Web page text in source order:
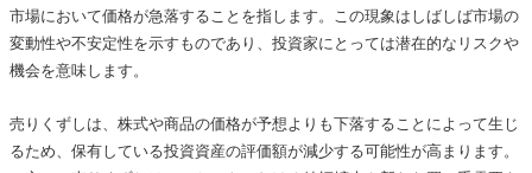
市場において価格が急落することを指します。この現象はしばしば市場の
変動性や不安定性を示すものであり、投資家にとっては潜在的なリスクや
機会を意味します。
売りくずしは、株式や商品の価格が予想よりも下落することによって生じ
るため、保有している投資資産の評価額が減少する可能性が高まります。